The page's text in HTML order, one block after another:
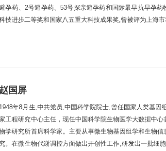
孕药、2号避孕药、53号探亲避孕药和国际最早抗早孕药
技进步二等奖和国家八五重大科技成果奖,曾被评为上海市
赵国屏
1948年8月生,中共党员,中国科学院院士,曾任国家人类基因
工程研究中心主任，现任中国科学院生物医学大数据中
学研究所首席科学家。主要从事微生物基因组学和生物
究。在微生物代谢调控方面做出开创性工作,研发出一批细